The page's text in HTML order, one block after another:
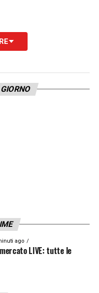
ago
LIVE: tutte le